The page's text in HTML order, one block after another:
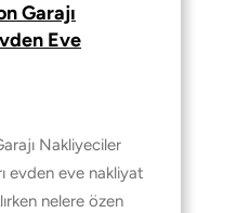
Garajı
Eve
Nakliyeciler
evden eve nakliyat
nelere özen